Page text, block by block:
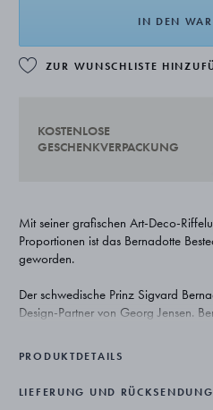
IN DEN
ZUR WUNSCHLISTE
KOSTENLOSE
GESCHENKVERPACKUNG
Mit seiner grafischen Art-Deco-
Proportionen ist das Bernadotte
geworden.
Der schwedische Prinz Sigvard
Design-Partner von Georg Jensen.
nie die Funktionalität außer Acht
sind wahrhaft zeitlos geworden.
PRODUKTDETAILS
LIEFERUNG UND RÜCKSENDUNG